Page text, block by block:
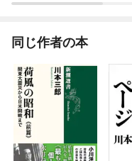
同じ作者の本